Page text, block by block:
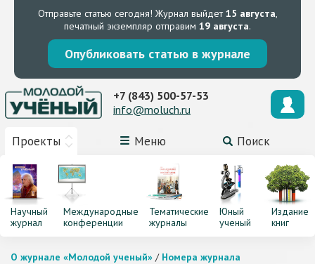
Отправьте статью сегодня! Журнал выйдет15 августа,
печатный экземпляр отправим 19 августа.
Опубликовать статью в журнале
Проекты Меню Поиск
+7 (843) 500-57-53
info@moluch.ru
Научный
журнал
Международные
конференции
Тематические
журналы
Юный
ученый
Издание
книг
О журнале «Молодой ученый» / Номера журнала